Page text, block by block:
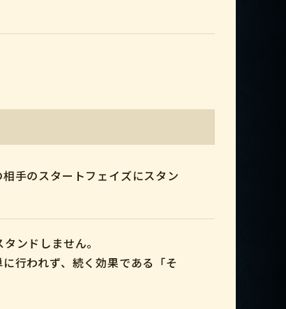
手のスタートフェイズにスタン
ンドしません。
行われず、続く効果である「そ